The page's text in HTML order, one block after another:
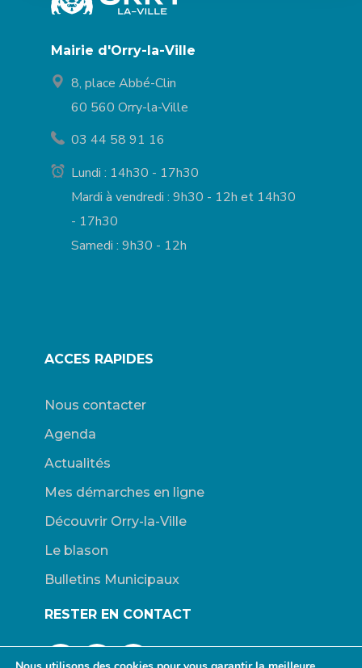
Mairie d'Orry-la-Ville
8, place Abbé-Clin
60 560 Orry-la-Ville
03 44 58 91 16
Lundi : 14h30 - 17h30
Mardi à vendredi : 9h30 - 12h et 14h30
- 17h30
Samedi : 9h30 - 12h
ACCES RAPIDES
Nous contacter
Agenda
Actualités
Mes démarches en ligne
Découvrir Orry-la-Ville
Le blason
Bulletins Municipaux
RESTER EN CONTACT